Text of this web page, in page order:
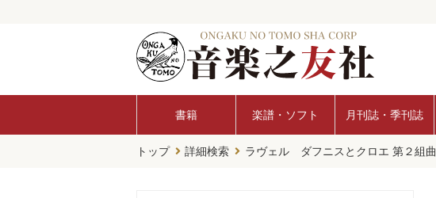
書籍 楽譜・ソフト 月刊誌・季刊誌
トップ 詳細検索 ラヴェル ダフニスとクロエ 第２組曲